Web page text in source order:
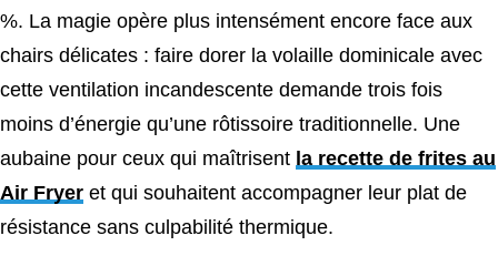
%. La magie opère plus intensément encore face aux
chairs délicates : faire dorer la volaille dominicale avec
cette ventilation incandescente demande trois fois
moins d’énergie qu’une rôtissoire traditionnelle. Une
aubaine pour ceux qui maîtrisent la recette de frites au
Air Fryer et qui souhaitent accompagner leur plat de
résistance sans culpabilité thermique.